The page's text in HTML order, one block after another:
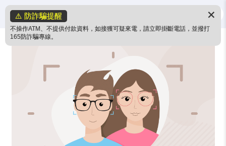
⚠️ 防詐騙提醒
不操作ATM、不提供付款資料，如接獲可疑來電，請立即掛斷電話，並撥打
165防詐騙專線。
✕